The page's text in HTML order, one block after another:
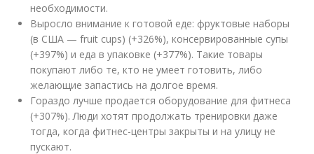
необходимости.
Выросло внимание к готовой еде: фруктовые наборы
(в США — fruit cups) (+326%), консервированные супы
(+397%) и еда в упаковке (+377%). Такие товары
покупают либо те, кто не умеет готовить, либо
желающие запастись на долгое время.
Гораздо лучше продается оборудование для фитнеса
(+307%). Люди хотят продолжать тренировки даже
тогда, когда фитнес-центры закрыты и на улицу не
пускают.